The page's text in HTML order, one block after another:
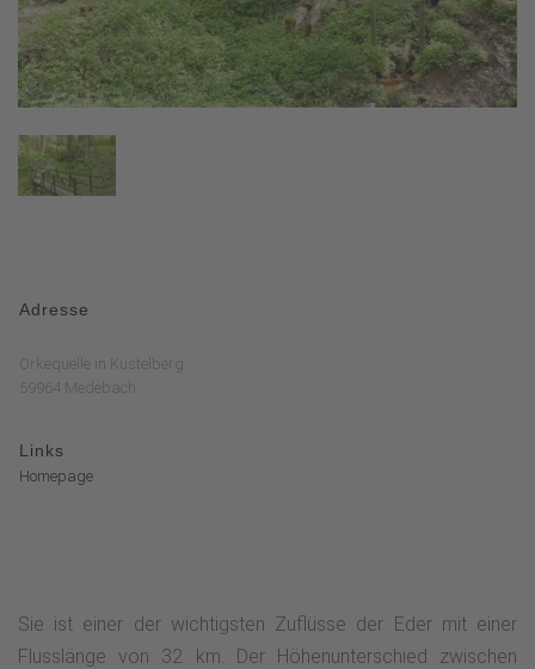
Adresse
Orkequelle in Küstelberg
59964 Medebach
Links
Homepage
Sie ist einer der wichtigsten Zuflüsse der Eder mit einer
Flusslänge von 32 km. Der Höhenunterschied zwischen